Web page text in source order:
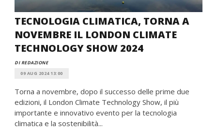
TECNOLOGIA CLIMATICA, TORNA A
NOVEMBRE IL LONDON CLIMATE
TECHNOLOGY SHOW 2024
DI REDAZIONE
09 AUG 2024 13:00
Torna a novembre, dopo il successo delle prime due
edizioni, il London Climate Technology Show, il più
importante e innovativo evento per la tecnologia
climatica e la sostenibilità...